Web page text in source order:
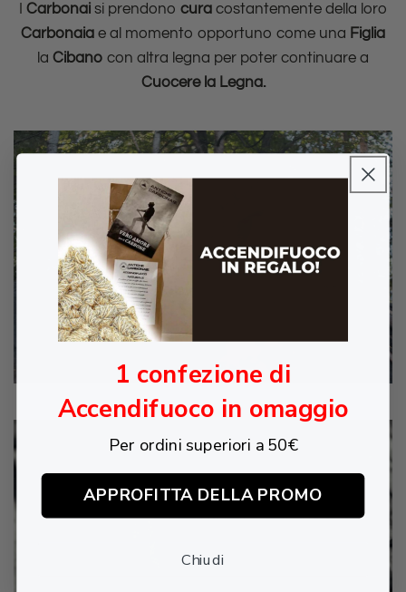
Carbonai si prendono cura costantemente della loro
Carbonaia e al momento opportuno come una Figlia
la Cibano con altra legna per poter continuare a
Cuocere la Legna.
1 confezione di
Accendifuoco in omaggio
Per ordini superiori a 50€
APPROFITTA DELLA PROMO
Chiudi